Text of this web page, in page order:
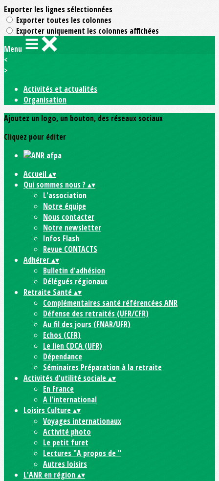
Exporter les lignes sélectionnées
Exporter toutes les colonnes
Exporter uniquement les colonnes affichées
Menu
<
>
Activités et actualités
Organisation
Ajoutez un logo, un bouton, des réseaux sociaux
Cliquez pour éditer
Accueil▴▾
Qui sommes nous ? ▴▾
L'association
Notre équipe
Nous contacter
Notre newsletter
Infos Flash
Revue CONTACTS
Adhérer▴▾
Bulletin d'adhésion
Délégués régionaux
Retraite Santé▴▾
Complémentaires santé référencées ANR
Défense des retraités (UFR/CFR)
Au fil des jours (FNAR/UFR)
Echos (CFR)
Le lien CDCA (UFR)
Dépendance
Séminaires Préparation à la retraite
Activités d'utilité sociale▴▾
En France
A l'international
Loisirs Culture▴▾
Voyages internationaux
Activité photo
Le petit furet
Lectures "A propos de "
Autres loisirs
L'ANR en région▴▾